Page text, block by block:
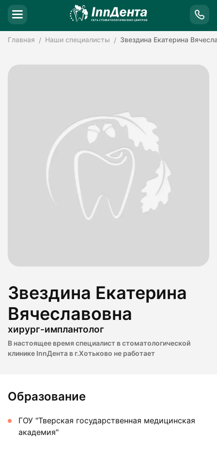
Главная Наши специалисты Звездина Екатерина
Звездина Екатерина
Вячеславовна
хирург-имплантолог
В настоящее время специалист в стоматологической
клинике InnДента в г.Хотьково не работает
Образование
ГОУ "Тверская государственная медицинская
академия"